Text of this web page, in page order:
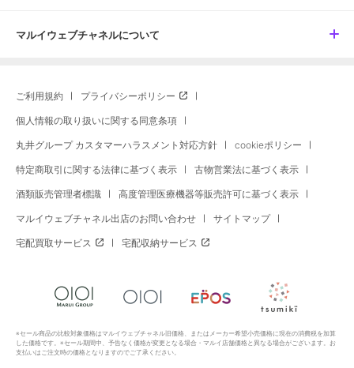
マルイウェブチャネルについて
ご利用規約 プライバシーポリシー
個人情報の取り扱いに関する同意条項
丸井グループ カスタマーハラスメント対応方針 cookieポリシー
特定商取引に関する法律に基づく表示 古物営業法に基づく表示
酒類販売管理者標識 高度管理医療機器等販売許可に基づく表示
マルイウェブチャネル出店のお問い合わせ サイトマップ
宅配買取サービス 宅配収納サービス
※セール商品の比較対象価格はマルイウェブチャネル旧価格、またはメーカー希望小売価格に現在の消費税を加算
した価格です。※セール期間中、予告なく価格が変更となる場合・マルイ店舗価格と異なる場合がございます。お
支払いはご注文時の価格となりますのでご了承ください。